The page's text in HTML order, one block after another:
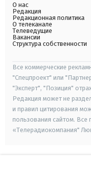
О нас
Редакция
Редакционная политика
О телеканале
Телеведущие
Вакансии
Структура собственности
Все коммерческие
"Спецпроект" или
"Эксперт", "Позиция"
Редакция может не
и правил цитирования
пользования сайтом.
«Телерадиокомпания"